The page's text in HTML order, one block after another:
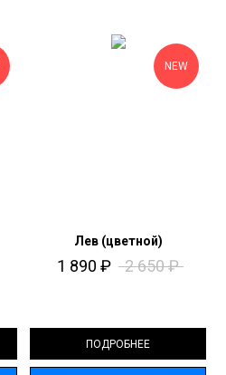
NEW
Лев (цветной)
1 890 ₽ 2 650₽
ПОДРОБНЕЕ